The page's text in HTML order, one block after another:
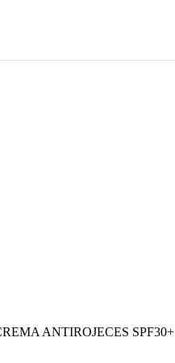
ANTIROJECES SPF30+